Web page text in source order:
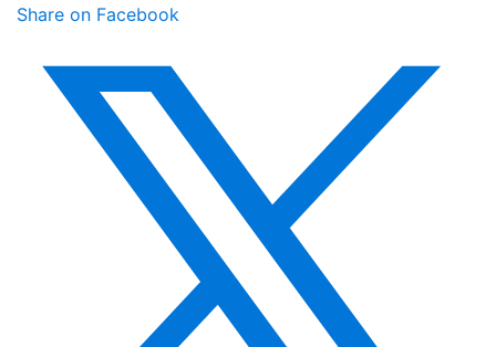
Share on Facebook